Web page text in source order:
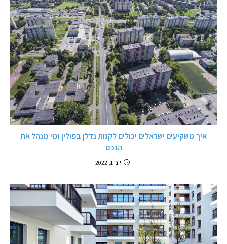
איך משקיעים ישראלים יכולים לקנות נדלן בפולין ומי מנהל את
הנכס
יוני 1, 2022